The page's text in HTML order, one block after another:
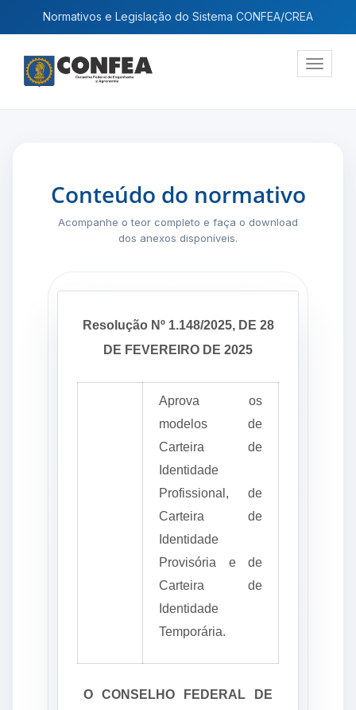
Normativos e Legislação do Sistema CONFEA/CREA
Exibir
Conteúdo do normativo
Acompanhe o teor completo e faça o download
dos anexos disponíveis.
Resolução Nº 1.148/2025, DE 28
DE FEVEREIRO DE 2025
Aprova os
modelos de
Carteira de
Identidade
Profissional, de
Carteira de
Identidade
Provisória e de
Carteira de
Identidade
Temporária.
O CONSELHO FEDERAL DE